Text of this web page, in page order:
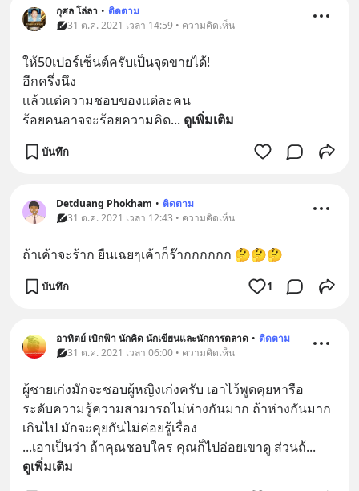
กุศล โล่ลา • ติดตาม
31 ต.ค. 2021 เวลา 14:59 • ความคิดเห็น
ให้50เปอร์เซ็นต์ครับเป็นจุดขายได้!
อีกครึ่งนึง
เเล้วเเต่ความชอบของเเต่ละคน
ร้อยคนอาจจะร้อยความคิด... ดูเพิ่มเติม
บันทึก
Detduang Phokham • ติดตาม
31 ต.ค. 2021 เวลา 12:43 • ความคิดเห็น
ถ้าเค้าจะร้าก ยืนเฉยๆเค้าก็ร๊ากกกกกก 🤔🤔🤔
บันทึก 1
อาทิตย์ เบิกฟ้า นักคิด นักเขียนและนักการตลาด • ติดตาม
31 ต.ค. 2021 เวลา 06:00 • ความคิดเห็น
ผู้ชายเก่งมักจะชอบผู้หญิงเก่งครับ เอาไว้พูดคุยหารือ
ระดับความรู้ความสามารถไม่ห่างกันมาก ถ้าห่างกันมาก
เกินไป มักจะคุยกันไม่ค่อยรู้เรื่อง
...เอาเป็นว่า ถ้าคุณชอบใคร คุณก็ไปอ่อยเขาดู ส่วนถ้...
ดูเพิ่มเติม